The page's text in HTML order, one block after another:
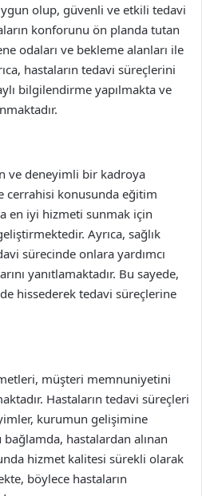
olup, güvenli ve etkili tedavi
konforunu ön planda tutan
odaları ve bekleme alanları ile
hastaların tedavi süreçlerini
bilgilendirme yapılmakta ve
ve deneyimli bir kadroya
cerrahisi konusunda eğitim
en iyi hizmeti sunmak için
Ayrıca, sağlık
sürecinde onlara yardımcı
yanıtlamaktadır. Bu sayede,
hissederek tedavi süreçlerine
müşteri memnuniyetini
Hastaların tedavi süreçleri
kurumun gelişimine
bağlamda, hastalardan alınan
hizmet kalitesi sürekli olarak
böylece hastaların